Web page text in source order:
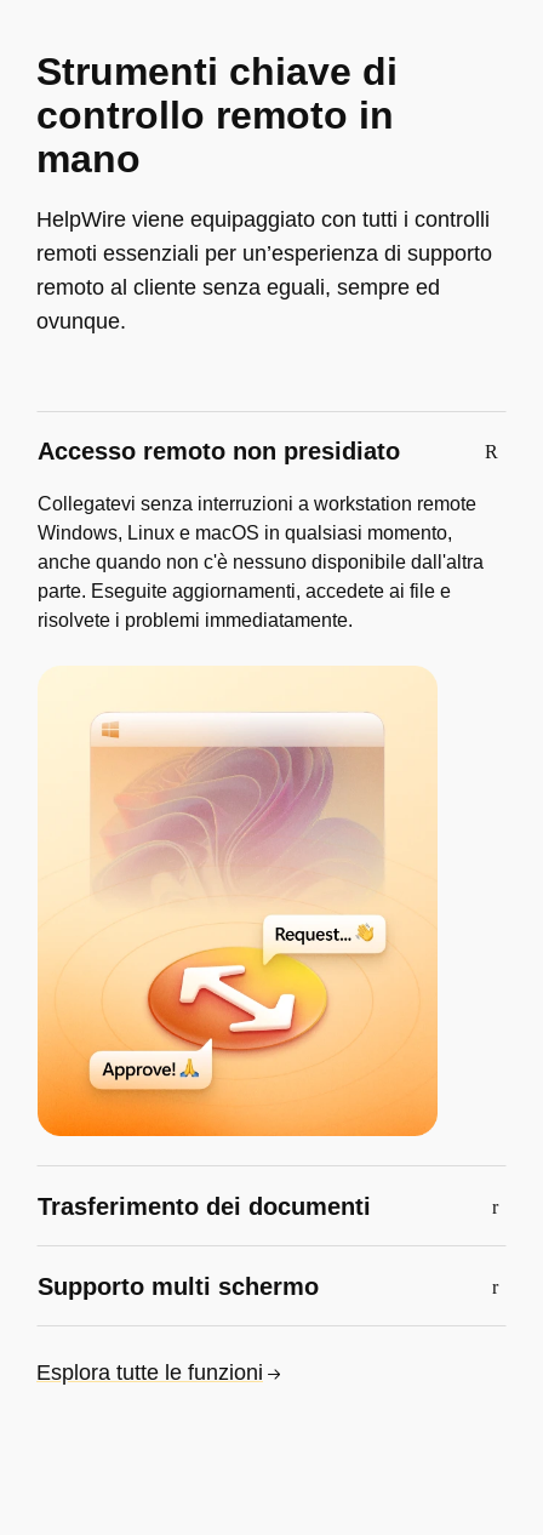
Strumenti chiave di
controllo remoto in
mano
HelpWire viene equipaggiato con tutti i controlli
remoti essenziali per un’esperienza di supporto
remoto al cliente senza eguali, sempre ed
ovunque.
Accesso remoto non presidiato
Collegatevi senza interruzioni a workstation remote
Windows, Linux e macOS in qualsiasi momento,
anche quando non c'è nessuno disponibile dall'altra
parte. Eseguite aggiornamenti, accedete ai file e
risolvete i problemi immediatamente.
Trasferimento dei documenti
Supporto multi schermo
Esplora tutte le funzioni